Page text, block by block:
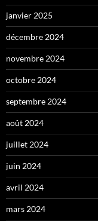
janvier 2025
décembre 2024
novembre 2024
octobre 2024
septembre 2024
août 2024
juillet 2024
juin 2024
avril 2024
mars 2024